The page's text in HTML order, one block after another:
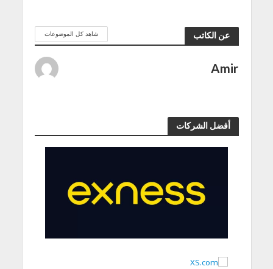
عن الكاتب شاهد كل الموضوعات
Amir
أفضل الشركات